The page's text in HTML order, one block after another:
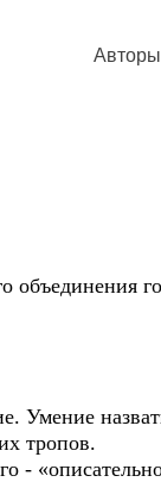
Авторы
объединения
Умение
тропов.
-